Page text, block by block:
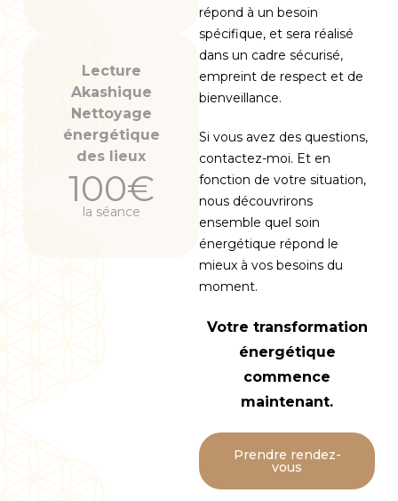
Lecture
Akashique
Nettoyage
énergétique
des lieux
100€
la séance
répond à un besoin
spécifique, et sera réalisé
dans un cadre sécurisé,
empreint de respect et de
bienveillance.
Si vous avez des questions,
contactez-moi. Et en
fonction de votre situation,
nous découvrirons
ensemble quel soin
énergétique répond le
mieux à vos besoins du
moment.
Votre transformation
énergétique
commence
maintenant.
Prendre rendez-
vous